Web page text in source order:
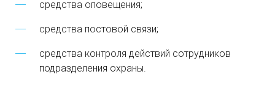
средства оповещения;
средства постовой связи;
средства контроля действий сотрудников
подразделения охраны.